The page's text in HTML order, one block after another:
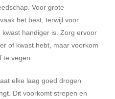
Voor grote
het best, terwijl voor
handiger is. Zorg ervoor
of kwast hebt, maar voorkom
vegen.
elke laag goed drogen
Dit voorkomt strepen en